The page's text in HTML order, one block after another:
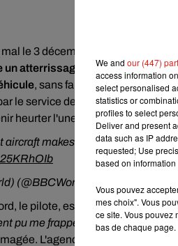
le 3 décembre dernier dans le
un atterrissage d'urgence sur
, sans faire aucun blessé,
le service des transports du
heurter l'une d'elles. Une scène
aircraft makes an emergency
(@BBCWorld)
le pilote, est un homme de 52
pu me frapper, je suis contente
L'agence américaine de
We and our (447)
access information
select personalised
statistics or
profiles to select
Deliver and present
data such as IP
requested; Use
based on
Vous pouvez
mes choix". Vous
ce site. Vous pouvez
bas de chaque page.